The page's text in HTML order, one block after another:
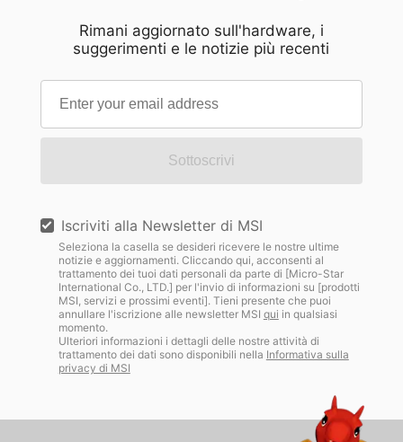
Rimani aggiornato sull'hardware, i
suggerimenti e le notizie più recenti
Sottoscrivi
Iscriviti alla Newsletter di MSI
Seleziona la casella se desideri ricevere le nostre ultime
notizie e aggiornamenti. Cliccando qui, acconsenti al
trattamento dei tuoi dati personali da parte di [Micro-Star
International Co., LTD.] per l'invio di informazioni su [prodotti
MSI, servizi e prossimi eventi]. Tieni presente che puoi
annullare l'iscrizione alle newsletter MSI qui in qualsiasi
momento.
Ulteriori informazioni i dettagli delle nostre attività di
trattamento dei dati sono disponibili nella Informativa sulla
privacy di MSI